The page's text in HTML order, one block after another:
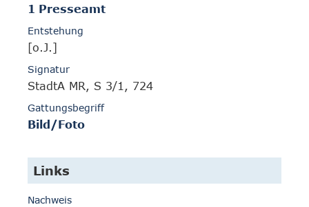
1 Presseamt
Entstehung
[o.J.]
Signatur
StadtA MR, S 3/1, 724
Gattungsbegriff
Bild/Foto
Links
Nachweis